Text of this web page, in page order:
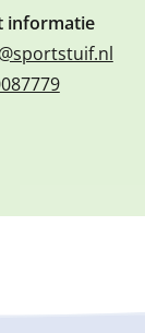
informatie